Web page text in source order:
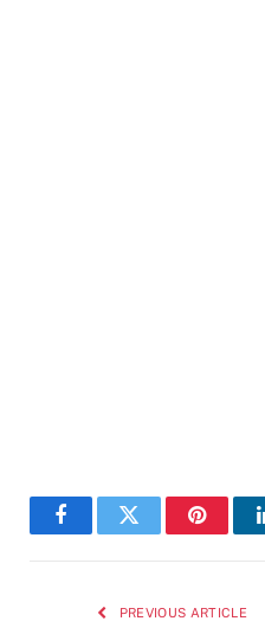
FacebookTwitter
PREVIOUS ARTICLE